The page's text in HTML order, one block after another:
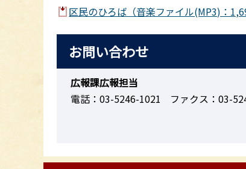
区民のひろば（音楽ファイル(MP3)：
お問い合わせ
広報課広報担当
電話：03-5246-1021
ファクス：03-